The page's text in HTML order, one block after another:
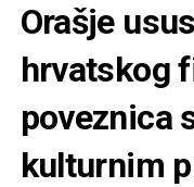
Orašje
hrvatskog
poveznica
kulturnim